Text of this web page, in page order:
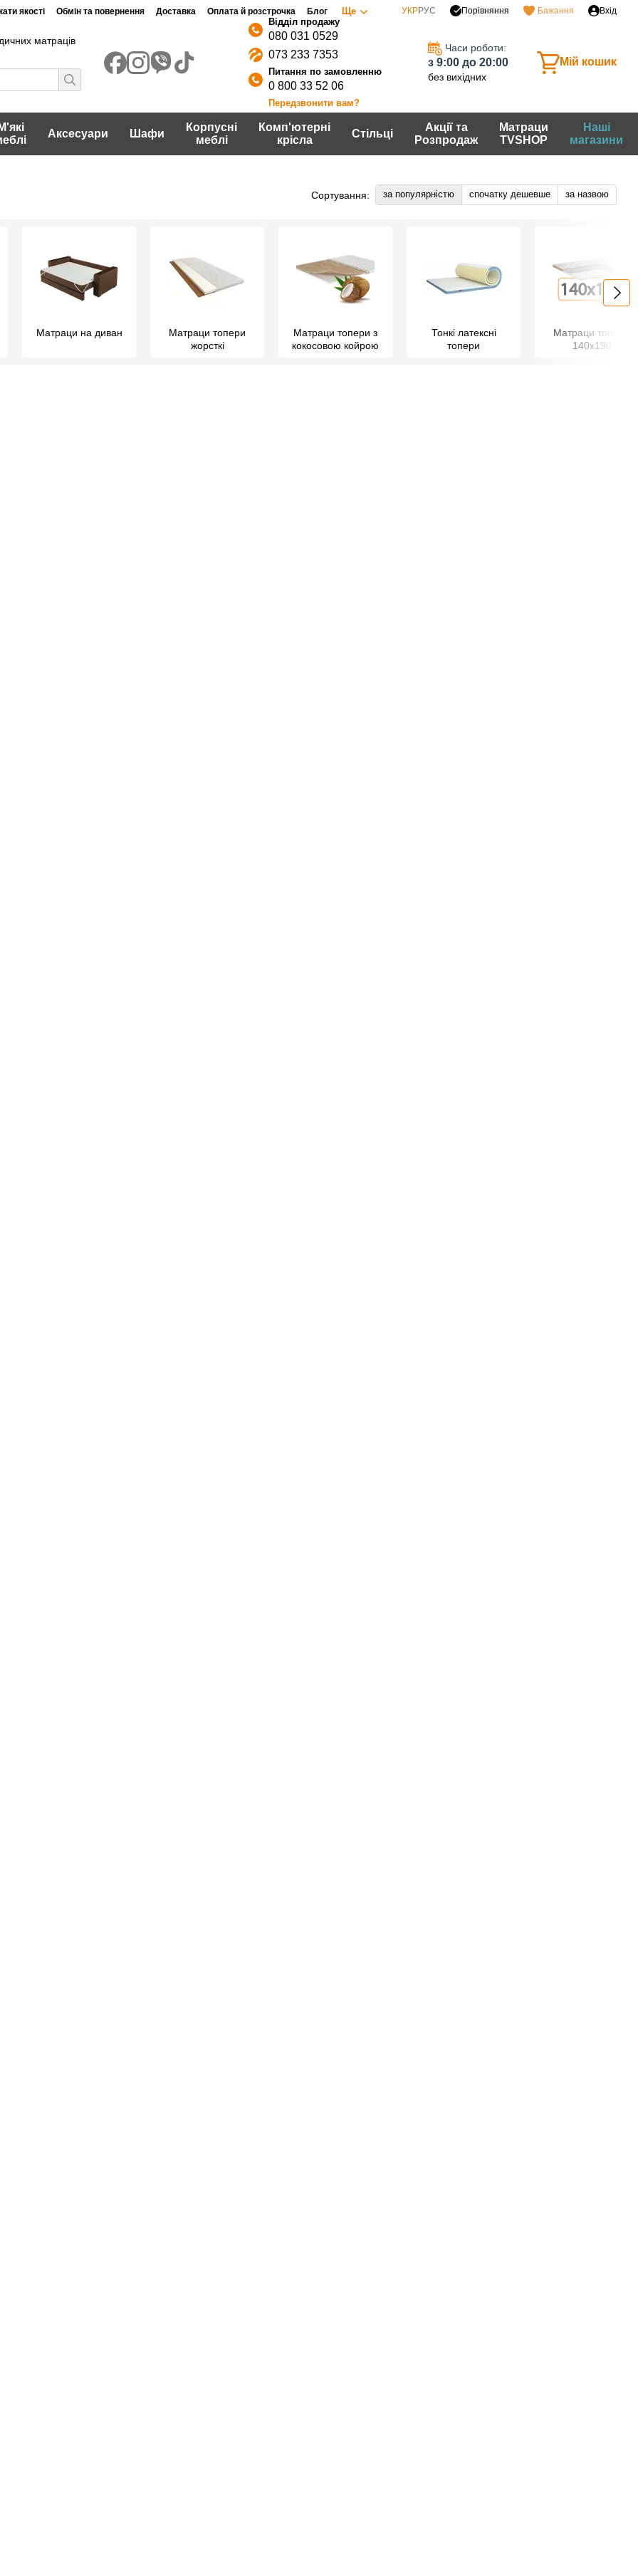
якості Обмін та повернення Доставка Оплата й розстрочка Блог Ще УКРРУС Порівняння Бажання Вхід
матраців
080 031 0529
073 233 7353
0 800 33 52 06
Передзвонити вам?
Часи роботи:
з 9:00 до 20:00
без вихідних
Мій кошик
М'які
Аксесуари Шафи
Корпусні
меблі
Комп'ютерні
крісла
Стільці
Акції та
Розпродаж
Матраци
TVSHOP
Наші
магазини
Сортування: за популярністю спочатку дешевше за назвою
Матраци на диван
Матраци топери
жорсткі
Матраци топери з
кокосовою койрою
Тонкі латексні
топери
Матраци топери
140х190